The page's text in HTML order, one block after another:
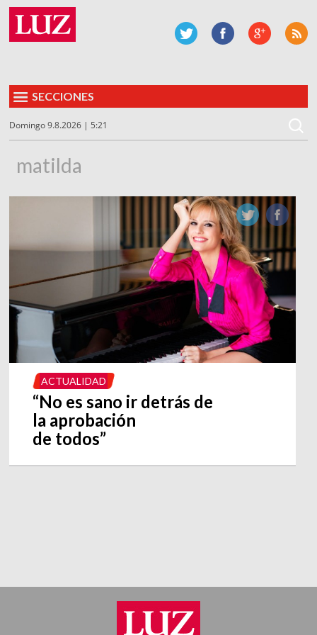
SECCIONES
Domingo 9.8.2026 | 5:21
matilda
ACTUALIDAD
“No es sano ir detrás de
la aprobación
de todos”